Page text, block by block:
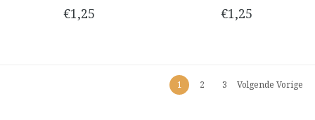
€1,25 €1,25
1 2 3 Volgende Vorige